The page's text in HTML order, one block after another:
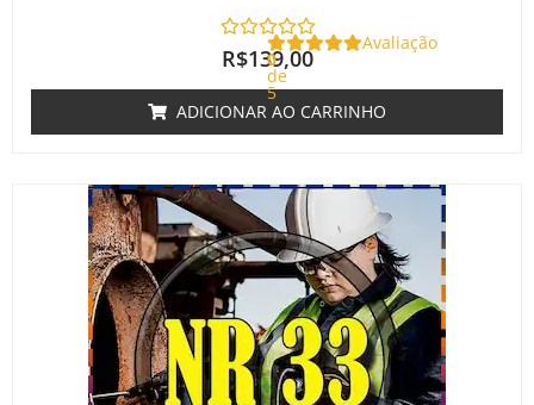
Avaliação
0
de
5
R$139,00
ADICIONAR AO CARRINHO